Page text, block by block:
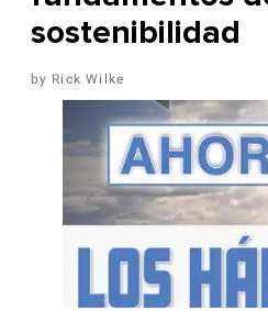
sostenibilidad
Rick Wilke